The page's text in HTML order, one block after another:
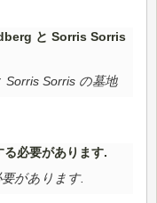
Sorris の墓地
があります.